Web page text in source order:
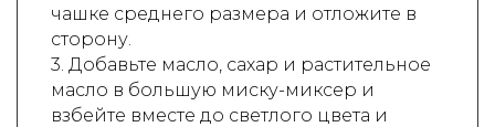
чашке среднего размера и отложите в
сторону.
3. Добавьте масло, сахар и растительное
масло в большую миску-миксер и
взбейте вместе до светлого цвета и